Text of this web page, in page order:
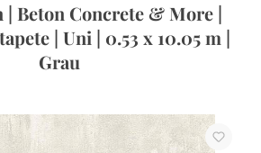
| Beton Concrete & More |
| Uni | 0.53 x 10.05 m |
Grau